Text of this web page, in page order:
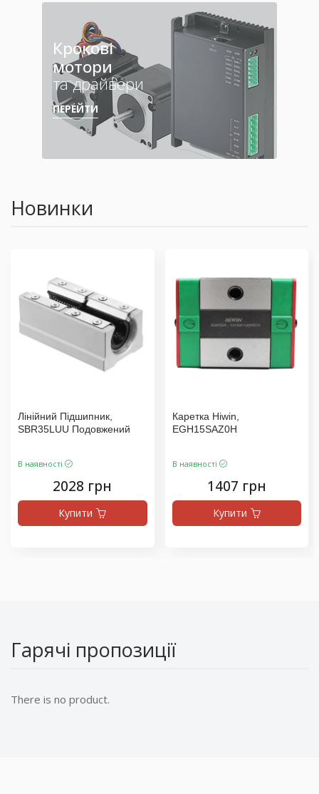
Крокові
мотори
та драйвери
ПЕРЕЙТИ
Новинки
Лінійний Підшипник,
SBR35LUU Подовжений
В наявності
2028 грн
Купити
Каретка Hiwin,
EGH15SAZ0H
В наявності
1407 грн
Купити
Гарячі пропозиції
There is no product.